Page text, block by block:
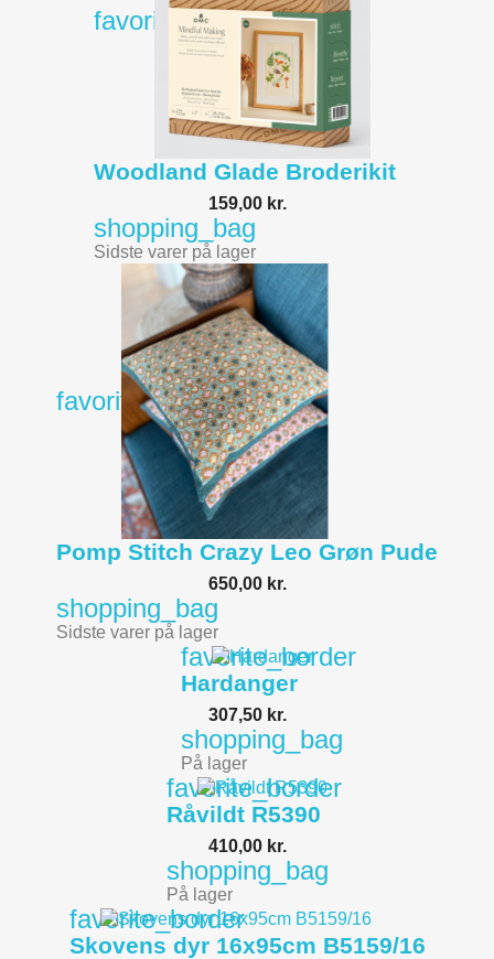
favorite_border
Woodland Glade Broderikit
159,00 kr.
shopping_bag
Sidste varer på lager
favorite_border
Pomp Stitch Crazy Leo Grøn Pude
650,00 kr.
shopping_bag
Sidste varer på lager
favorite_border
Hardanger
307,50 kr.
shopping_bag
På lager
favorite_border
Råvildt R5390
410,00 kr.
shopping_bag
På lager
favorite_border
Skovens dyr 16x95cm B5159/16